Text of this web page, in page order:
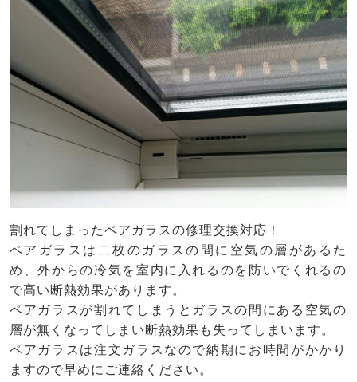
割れてしまったペアガラスの修理交換対応！
ペアガラスは二枚のガラスの間に空気の層があるた
め、外からの冷気を室内に入れるのを防いでくれるの
で高い断熱効果があります。
ペアガラスが割れてしまうとガラスの間にある空気の
層が無くなってしまい断熱効果も失ってしまいます。
ペアガラスは注文ガラスなので納期にお時間がかかり
ますので早めにご連絡ください。